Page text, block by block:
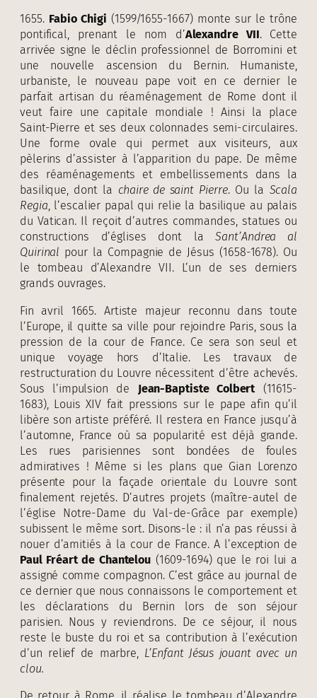
1655. Fabio Chigi (1599/1655-1667) monte sur le trône
pontifical, prenant le nom d’Alexandre VII. Cette
arrivée signe le déclin professionnel de Borromini et
une nouvelle ascension du Bernin. Humaniste,
urbaniste, le nouveau pape voit en ce dernier le
parfait artisan du réaménagement de Rome dont il
veut faire une capitale mondiale ! Ainsi la place
Saint-Pierre et ses deux colonnades semi-circulaires.
Une forme ovale qui permet aux visiteurs, aux
pèlerins d’assister à l’apparition du pape. De même
des réaménagements et embellissements dans la
basilique, dont la chaire de saint Pierre. Ou la Scala
Regia, l’escalier papal qui relie la basilique au palais
du Vatican. Il reçoit d’autres commandes, statues ou
constructions d’églises dont laSant’Andrea al
Quirinal pour la Compagnie de Jésus (1658-1678). Ou
le tombeau d’Alexandre VII. L’un de ses derniers
grands ouvrages.
Fin avril 1665. Artiste majeur reconnu dans toute
l’Europe, il quitte sa ville pour rejoindre Paris, sous la
pression de la cour de France. Ce sera son seul et
unique voyage hors d’Italie. Les travaux de
restructuration du Louvre nécessitent d’être achevés.
Sous l’impulsion de Jean-Baptiste Colbert (11615-
1683), Louis XIV fait pressions sur le pape afin qu’il
libère son artiste préféré. Il restera en France jusqu’à
l’automne, France où sa popularité est déjà grande.
Les rues parisiennes sont bondées de foules
admiratives ! Même si les plans que Gian Lorenzo
présente pour la façade orientale du Louvre sont
finalement rejetés. D’autres projets (maître-autel de
l’église Notre-Dame du Val-de-Grâce par exemple)
subissent le même sort. Disons-le : il n’a pas réussi à
nouer d’amitiés à la cour de France. A l’exception de
Paul Fréart de Chantelou (1609-1694) que le roi lui a
assigné comme compagnon. C’est grâce au journal de
ce dernier que nous connaissons le comportement et
les déclarations du Bernin lors de son séjour
parisien. Nous y reviendrons. De ce séjour, il nous
reste le buste du roi et sa contribution à l’exécution
d’un relief de marbre, L’Enfant Jésus jouant avec un
clou.